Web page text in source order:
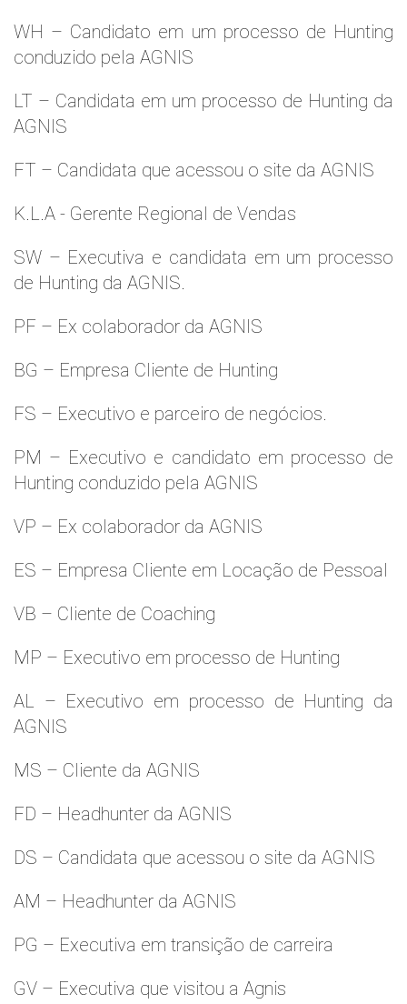
WH – Candidato em um processo de Hunting
conduzido pela AGNIS
LT – Candidata em um processo de Hunting da
AGNIS
FT – Candidata que acessou o site da AGNIS
K.L.A - Gerente Regional de Vendas
SW – Executiva e candidata em um processo
de Hunting da AGNIS.
PF – Ex colaborador da AGNIS
BG – Empresa Cliente de Hunting
FS – Executivo e parceiro de negócios.
PM – Executivo e candidato em processo de
Hunting conduzido pela AGNIS
VP – Ex colaborador da AGNIS
ES – Empresa Cliente em Locação de Pessoal
VB – Cliente de Coaching
MP – Executivo em processo de Hunting
AL – Executivo em processo de Hunting da
AGNIS
MS – Cliente da AGNIS
FD – Headhunter da AGNIS
DS – Candidata que acessou o site da AGNIS
AM – Headhunter da AGNIS
PG – Executiva em transição de carreira
GV – Executiva que visitou a Agnis